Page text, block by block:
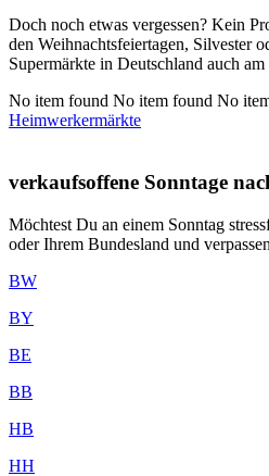
Doch noch etwas vergessen? Kein
den Weihnachtsfeiertagen, Silvester
Supermärkte in Deutschland auch
No item found No item found No
Heimwerkermärkte
verkaufsoffene Sonntage
Möchtest Du an einem Sonntag
oder Ihrem Bundesland und
BW
BY
BE
BB
HB
HH